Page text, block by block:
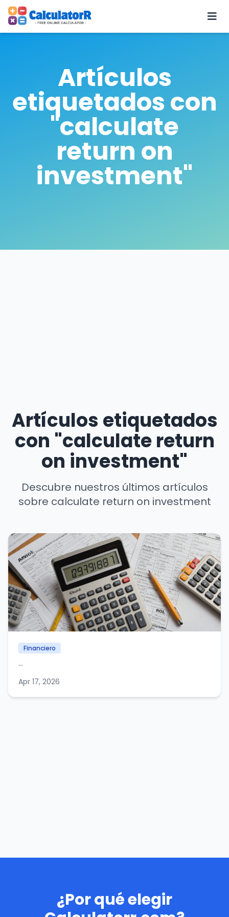
Artículos
etiquetados con
"calculate
return on
investment"
Artículos etiquetados
con "calculate return
on investment"
Descubre nuestros últimos artículos
sobre calculate return on investment
Financiero
...
Apr 17, 2026
¿Por qué elegir